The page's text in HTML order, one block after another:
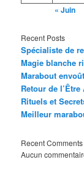
« Juin
Recent Posts
Spécialiste de
Magie blanche
Marabout
Retour de
Rituels et
Meilleur
Recent Comments
Aucun